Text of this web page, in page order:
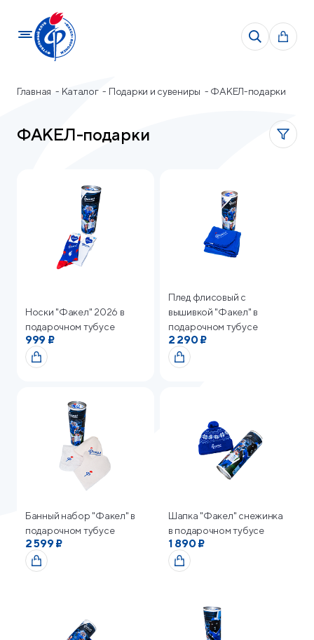
Главная Каталог Подарки и сувениры ФАКЕЛ-подарки
ФАКЕЛ-подарки
Подбор параметров
Носки "Факел" 2026 в
подарочном тубусе
999 ₽
Плед флисовый с
вышивкой "Факел" в
подарочном тубусе
2 290 ₽
Банный набор "Факел" в
подарочном тубусе
2 599 ₽
Шапка "Факел" снежинка
в подарочном тубусе
1 890 ₽